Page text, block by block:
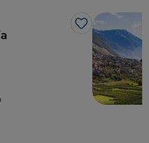
Me gusta